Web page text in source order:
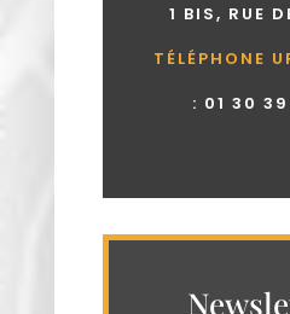
1 BIS, RUE
TÉLÉPHONE
: 01 30